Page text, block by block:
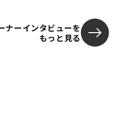
ナーインタビューを
もっと見る